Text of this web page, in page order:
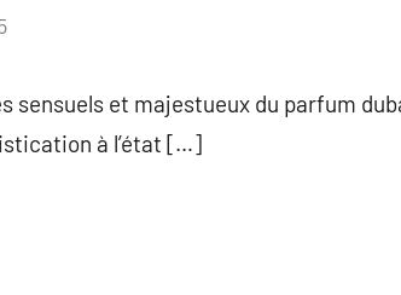
et majestueux du parfum
à l’état […]